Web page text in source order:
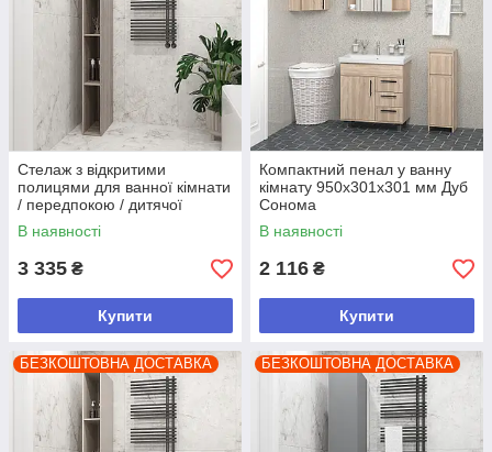
Стелаж з відкритими
полицями для ванної кімнати
/ передпокою / дитячої
2000х200х450 мм Дуб
Сонома трюфель
В наявності
3 335 ₴
Купити
Компактний пенал у ванну
кімнату 950х301х301 мм Дуб
Сонома
В наявності
2 116 ₴
Купити
БЕЗКОШТОВНА ДОСТАВКА БЕЗКОШТОВНА ДОСТАВКА